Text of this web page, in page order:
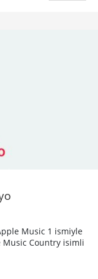
Music 1 ismiyle
Country isimli